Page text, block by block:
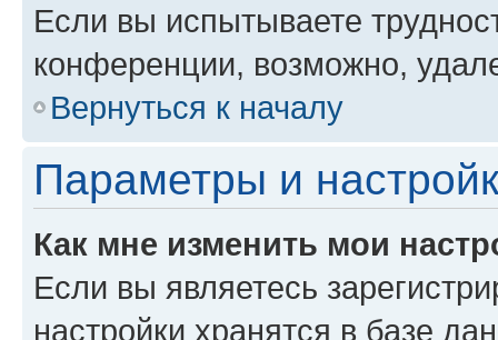
Если вы испытываете
конференции, возможно,
Вернуться к началу
Параметры и
Как мне изменить мои
Если вы являетесь
настройки хранятся в базе